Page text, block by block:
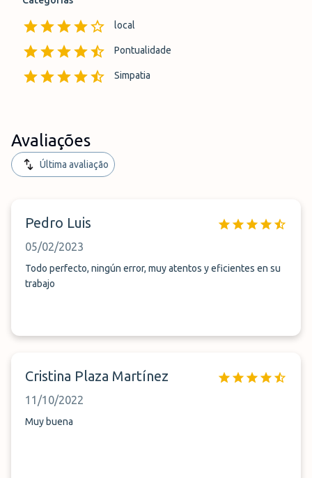
local
Pontualidade
Simpatia
Avaliações
Última avaliação
Pedro Luis
05/02/2023
Todo perfecto, ningún error, muy atentos y eficientes en su
trabajo
Cristina Plaza Martínez
11/10/2022
Muy buena